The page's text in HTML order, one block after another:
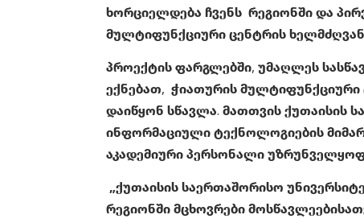
ხორციელდება ჩვენს რეგიონში და
მულტიფუნქციური ცენტრის
პროექტის ფარგლებში, უმაღლეს
ექნებათ, ჭიათურის მულტიფუნქციური
დაიწყონ სწავლა. მათთვის ქუთაისის
ინფორმაციული ტექნოლოგიების
აკადემიური პერსონალი
„ქუთაისის საერთაშორისო
რეგიონში მცხოვრები